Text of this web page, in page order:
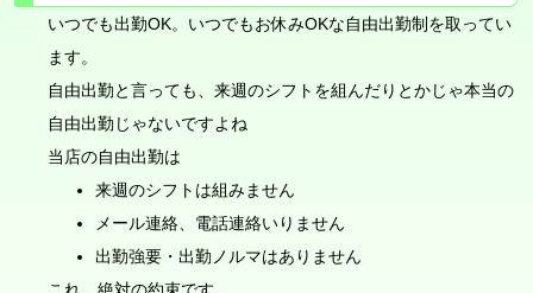
いつでも出勤OK。いつでもお休みOKな自由出勤制を取ってい
ます。
自由出勤と言っても、来週のシフトを組んだりとかじゃ本当の
自由出勤じゃないですよね
当店の自由出勤は
来週のシフトは組みません
メール連絡、電話連絡いりません
出勤強要・出勤ノルマはありません
これ、絶対の約束です。